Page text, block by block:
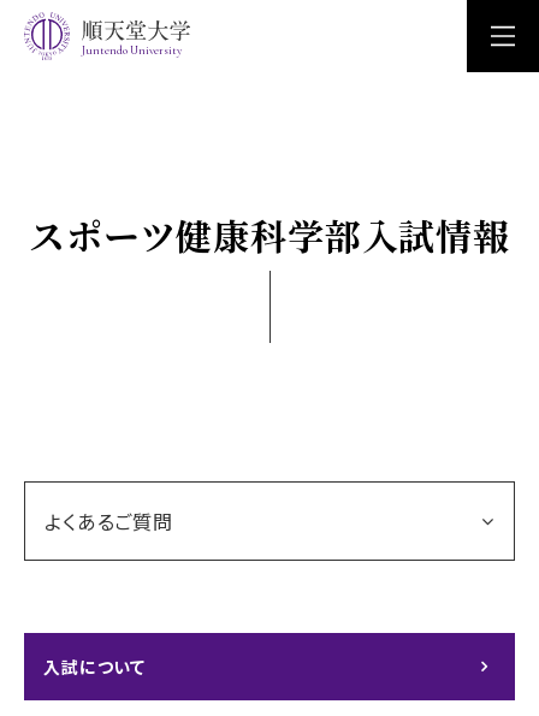
Juntendo University
スポーツ健康科学部入試情報
よくあるご質問
入試について